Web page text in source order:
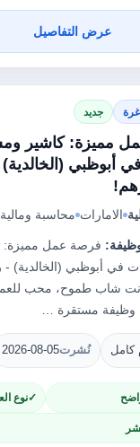
عرض التفاصيل
جديد
مميزة: كاشير
أبوظبي
الامارات محاسبة ومالية
فرصة عمل مميزة:
شاب طموح، محب
مستقرة …
كامل نُشرت2026-08-05
نوع